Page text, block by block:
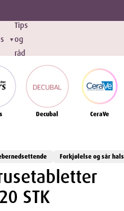
▼
Tips
og
råd
Decubal CeraVe
Forkjølelse og sår hals
STK